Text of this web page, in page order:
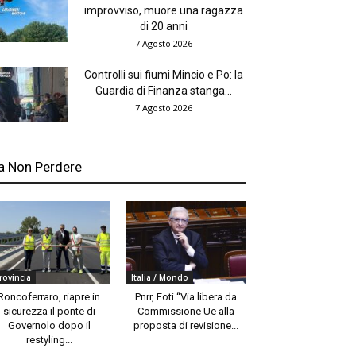
improvviso, muore una ragazza
di 20 anni
7 Agosto 2026
Controlli sui fiumi Mincio e Po: la
Guardia di Finanza stanga...
7 Agosto 2026
Non Perdere
riapre in
sicurezza il ponte di
Governolo dopo il
restyling...
Italia / Mondo
Pnrr, Foti “Via libera da
Commissione Ue alla
proposta di revisione...